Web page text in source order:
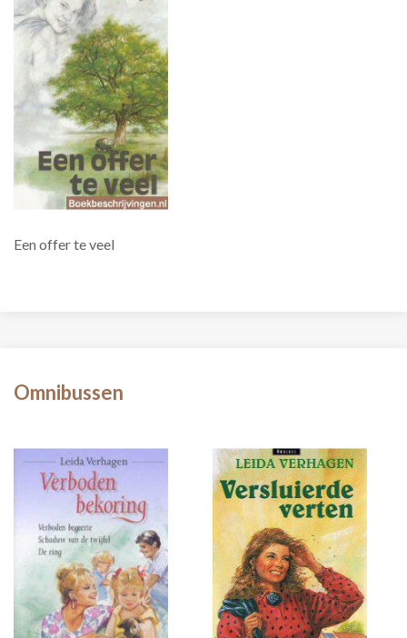
Een offer te veel
Omnibussen